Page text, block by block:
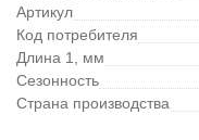
Артикул
Код потребителя
Длина 1, мм
Сезонность
Страна производства